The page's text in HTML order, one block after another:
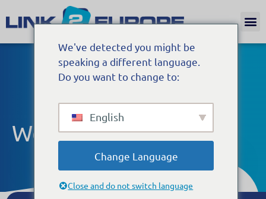
Werving en Selectie
We've detected you might be
speaking a different language.
Do you want to change to:
English
Change Language
Close and do not switch language